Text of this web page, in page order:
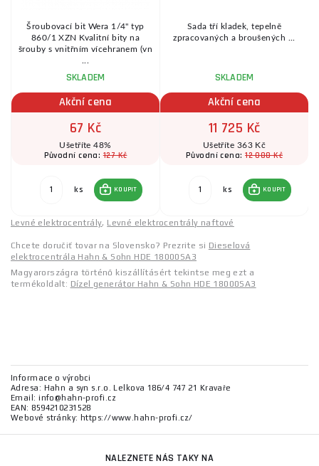
Šroubovací bit Wera 1/4" typ
860/1 XZN Kvalitní bity na
šrouby s vnitřním vícehranem (vn
SKLADEM
Akční cena
67 Kč
Ušetříte 48%
Původní cena:127 Kč
ks KOUPIT
Sada tří kladek, tepelně
zpracovaných a broušených ...
SKLADEM
Akční cena
11 725 Kč
Ušetříte 363 Kč
Původní cena:12 088 Kč
ks KOUPIT
Levné elektrocentrály, Levné elektrocentrály naftové
Chcete doručiť tovar na Slovensko? Prezrite si Dieselová
elektrocentrála Hahn & Sohn HDE 18000SA3
Magyarországra történő kiszállításért tekintse meg ezt a
termékoldalt: Dízel generátor Hahn & Sohn HDE 18000SA3
Informace o výrobci
Adresa: Hahn a syn s.r.o. Lelkova 186/4 747 21 Kravaře
Email: info@hahn-profi.cz
EAN: 8594210231528
Webové stránky: https://www.hahn-profi.cz/
NALEZNETE NÁS TAKY NA